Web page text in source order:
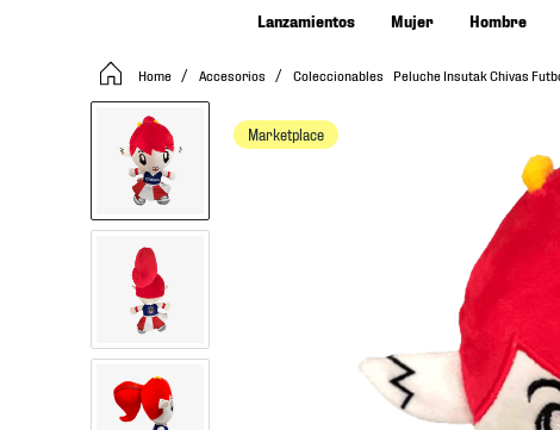
Lanzamientos Mujer Hombre
Accesorios Coleccionables Peluche Insutak Chivas
Marketplace
tenis mujer
tenis hombre
tenis futbol
tenis niño